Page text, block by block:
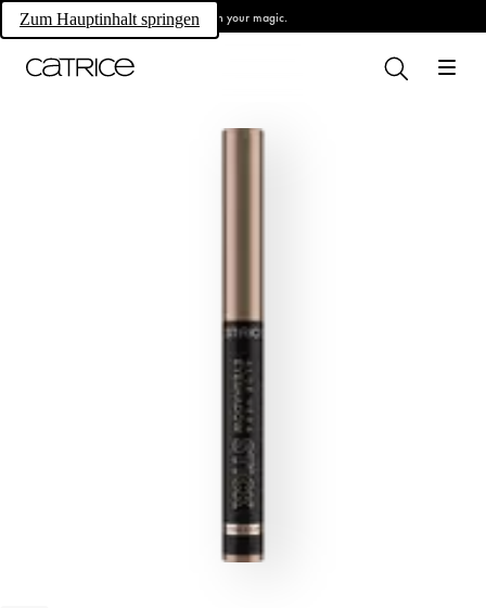
Zum Hauptinhalt springen Own your magic.